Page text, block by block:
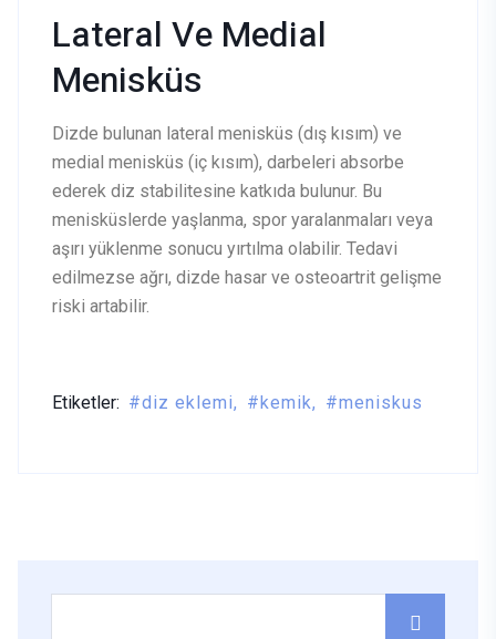
Lateral Ve Medial
Menisküs
Dizde bulunan lateral menisküs (dış kısım) ve
medial menisküs (iç kısım), darbeleri absorbe
ederek diz stabilitesine katkıda bulunur. Bu
menisküslerde yaşlanma, spor yaralanmaları veya
aşırı yüklenme sonucu yırtılma olabilir. Tedavi
edilmezse ağrı, dizde hasar ve osteoartrit gelişme
riski artabilir.
Etiketler: diz eklemi kemik meniskus